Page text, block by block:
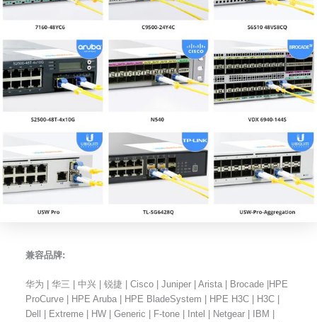
兼容品牌:
华为 | 华三 | 中兴 | 锐捷 | Cisco | Juniper | Arista | Brocade |HPE
ProCurve | HPE Aruba | HPE BladeSystem | HPE H3C | H3C |
Dell | Extreme | HW | Generic | F-tone | Intel | Netgear | IBM |